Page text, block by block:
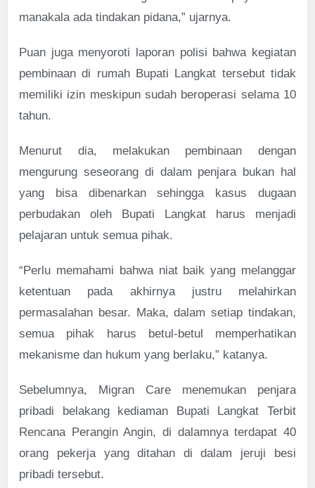
manakala ada tindakan pidana,” ujarnya.
Puan juga menyoroti laporan polisi bahwa kegiatan
pembinaan di rumah Bupati Langkat tersebut tidak
memiliki izin meskipun sudah beroperasi selama 10
tahun.
Menurut dia, melakukan pembinaan dengan
mengurung seseorang di dalam penjara bukan hal
yang bisa dibenarkan sehingga kasus dugaan
perbudakan oleh Bupati Langkat harus menjadi
pelajaran untuk semua pihak.
“Perlu memahami bahwa niat baik yang melanggar
ketentuan pada akhirnya justru melahirkan
permasalahan besar. Maka, dalam setiap tindakan,
semua pihak harus betul-betul memperhatikan
mekanisme dan hukum yang berlaku,” katanya.
Sebelumnya, Migran Care menemukan penjara
pribadi belakang kediaman Bupati Langkat Terbit
Rencana Perangin Angin, di dalamnya terdapat 40
orang pekerja yang ditahan di dalam jeruji besi
pribadi tersebut.